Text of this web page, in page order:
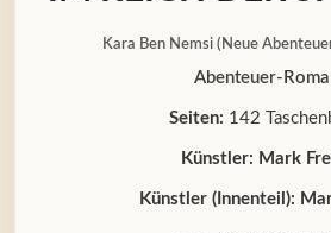
Kara Ben Nemsi (Neue
Abenteuer-
Seiten: 142
Künstler: Mark
Künstler (Innenteil):